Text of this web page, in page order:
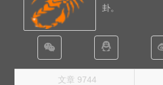
卦。
文章 9744